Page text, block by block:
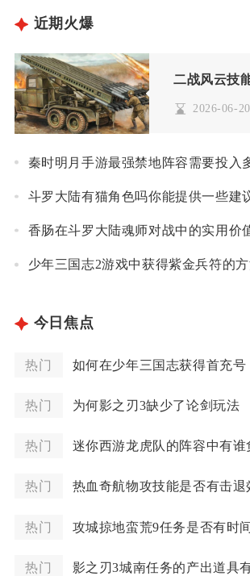
近期火爆
2026-06-20
秦时明月手游最强禁地阵容需要投入
香肠在斗罗大陆魂师对战中的实用价
今日焦点
热门 如何在少年三国志获得首充号
热门 为何影之刃3缺少了论剑玩法
热门
热门 热血奇航物攻技能是否有击退
热门 攻城掠地蛮荒9任务是否有时
热门 影之刃3城南任务的产出道具